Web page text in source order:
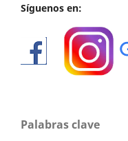
Síguenos en:
Palabras clave